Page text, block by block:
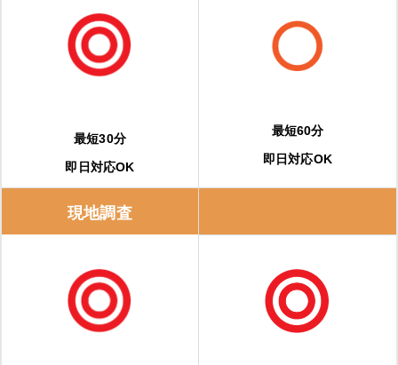
最短30分
即日対応OK
最短60分
即日対応OK
現地調査